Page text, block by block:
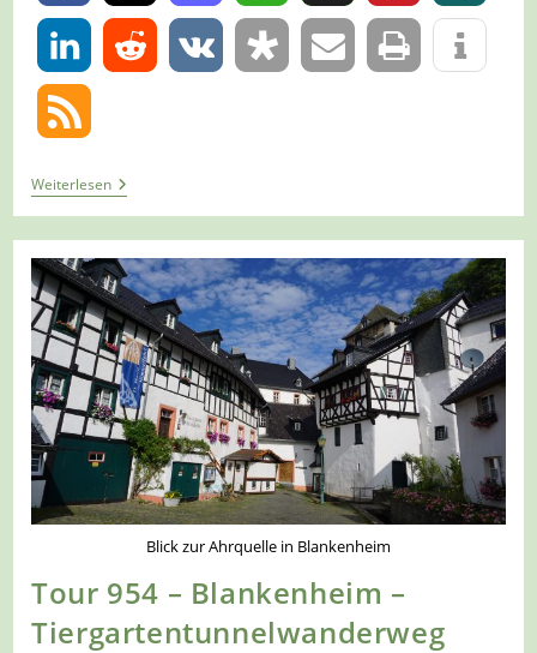
0
WeiterlesenTour
1131
–
Wupperweg
–
Etappe
9/12
–
Von
Solingen
Nach
Burg
Mit
Seinem
Schloss
Blick zur Ahrquelle in Blankenheim
Tour 954 – Blankenheim –
Tiergartentunnelwanderweg